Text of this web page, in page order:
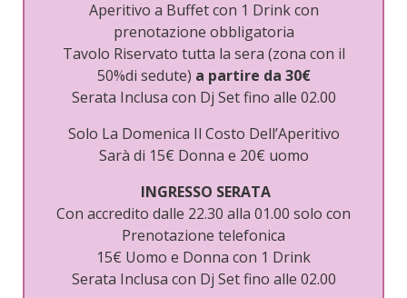
Aperitivo a Buffet con 1 Drink con
prenotazione obbligatoria
Tavolo Riservato tutta la sera (zona con il
50%di sedute) a partire da 30€
Serata Inclusa con Dj Set fino alle 02.00
Solo La Domenica Il Costo Dell’Aperitivo
Sarà di 15€ Donna e 20€ uomo
INGRESSO SERATA
Con accredito dalle 22.30 alla 01.00 solo con
Prenotazione telefonica
15€ Uomo e Donna con 1 Drink
Serata Inclusa con Dj Set fino alle 02.00